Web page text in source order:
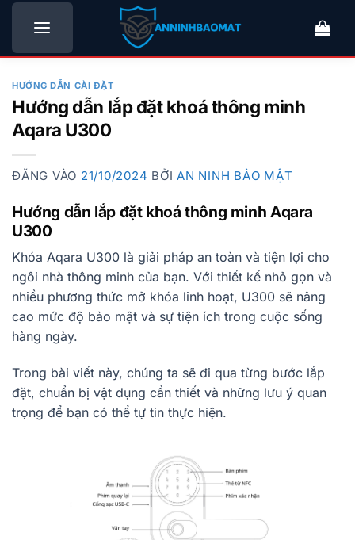
Bỏ
nội
HƯỚNG DẪN CÀI ĐẶT
Hướng dẫn lắp đặt khoá thông minh
Aqara U300
ĐĂNG VÀO 21/10/2024 BỞI AN NINH BẢO MẬT
Hướng dẫn lắp đặt khoá thông minh Aqara
U300
Khóa Aqara U300 là giải pháp an toàn và tiện lợi cho
ngôi nhà thông minh của bạn. Với thiết kế nhỏ gọn và
nhiều phương thức mở khóa linh hoạt, U300 sẽ nâng
cao mức độ bảo mật và sự tiện ích trong cuộc sống
hàng ngày.
Trong bài viết này, chúng ta sẽ đi qua từng bước lắp
đặt, chuẩn bị vật dụng cần thiết và những lưu ý quan
trọng để bạn có thể tự tin thực hiện.